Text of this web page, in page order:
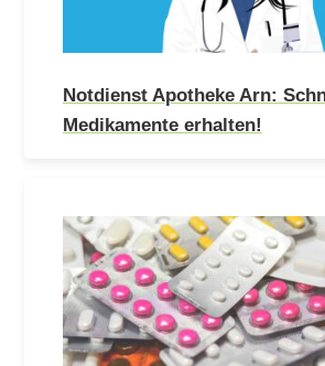
Notdienst Apotheke Arn:
Medikamente erhalten!